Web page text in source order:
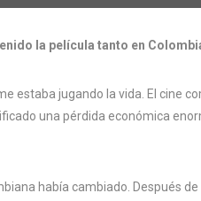
la película tanto en
estaba jugando la vida. El cine
una pérdida económica
había cambiado. Después